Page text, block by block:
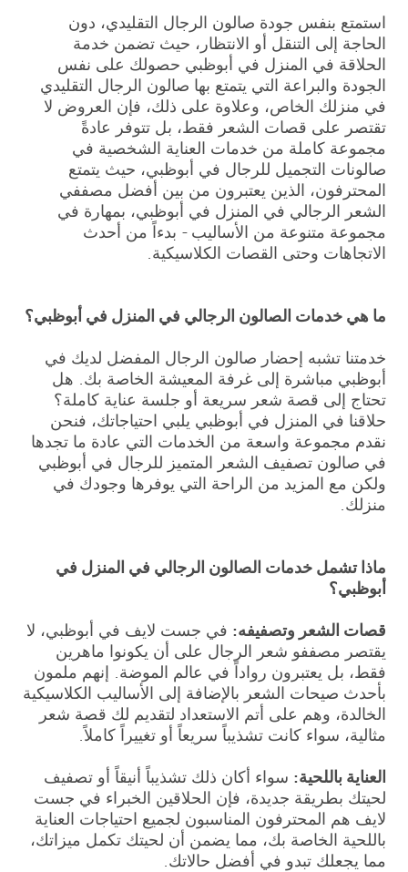
استمتع بنفس جودة صالون الرجال التقليدي، دون
الحاجة إلى التنقل أو الانتظار، حيث تضمن خدمة
الحلاقة في المنزل في أبوظبي حصولك على نفس
الجودة والبراعة التي يتمتع بها صالون الرجال التقليدي
في منزلك الخاص، وعلاوة على ذلك، فإن العروض لا
تقتصر على قصات الشعر فقط، بل تتوفر عادةً
مجموعة كاملة من خدمات العناية الشخصية في
صالونات التجميل للرجال في أبوظبي، حيث يتمتع
المحترفون، الذين يعتبرون من بين أفضل مصففي
الشعر الرجالي في المنزل في أبوظبي، بمهارة في
مجموعة متنوعة من الأساليب - بدءاً من أحدث
الاتجاهات وحتى القصات الكلاسيكية.
ما هي خدمات الصالون الرجالي في المنزل في أبوظبي؟
خدمتنا تشبه إحضار صالون الرجال المفضل لديك في
أبوظبي مباشرة إلى غرفة المعيشة الخاصة بك. هل
تحتاج إلى قصة شعر سريعة أو جلسة عناية كاملة؟
حلاقنا في المنزل في أبوظبي يلبي احتياجاتك، فنحن
نقدم مجموعة واسعة من الخدمات التي عادة ما تجدها
في صالون تصفيف الشعر المتميز للرجال في أبوظبي
ولكن مع المزيد من الراحة التي يوفرها وجودك في
منزلك.
ماذا تشمل خدمات الصالون الرجالي في المنزل في
أبوظبي؟
قصات الشعر وتصفيفه: في جست لايف في أبوظبي، لا
يقتصر مصففو شعر الرجال على أن يكونوا ماهرين
فقط، بل يعتبرون رواداً في عالم الموضة. إنهم ملمون
بأحدث صيحات الشعر بالإضافة إلى الأساليب الكلاسيكية
الخالدة، وهم على أتم الاستعداد لتقديم لك قصة شعر
مثالية، سواء كانت تشذيباً سريعاً أو تغييراً كاملاً.
العناية باللحية: سواء أكان ذلك تشذيباً أنيقاً أو تصفيف
لحيتك بطريقة جديدة، فإن الحلاقين الخبراء في جست
لايف هم المحترفون المناسبون لجميع احتياجات العناية
باللحية الخاصة بك، مما يضمن أن لحيتك تكمل ميزاتك،
مما يجعلك تبدو في أفضل حالاتك.